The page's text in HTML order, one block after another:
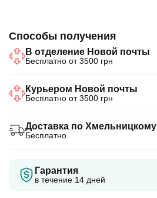
Способы получения
В отделение Новой почты
Бесплатно от 3500 грн
Курьером Новой почты
Бесплатно от 3500 грн
Доставка по Хмельницкому
Бесплатно
Гарантия
в течение 14 дней